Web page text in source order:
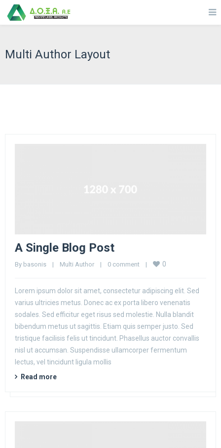
Multi Author Layout
A Single Blog Post
By basonis | Multi Author | 0 comment | 0
Lorem ipsum dolor sit amet, consectetur adipiscing elit. Sed
varius ultricies metus. Donec ac ex porta libero venenatis
sodales. Sed efficitur eget risus sed molestie. Nulla blandit
bibendum metus ut sagittis. Etiam quis semper justo. Sed
tristique facilisis felis ut tincidunt. Phasellus auctor convallis
nisl ut accumsan. Suspendisse ullamcorper fermentum
lectus, vel tincidunt ligula mollis
Read more